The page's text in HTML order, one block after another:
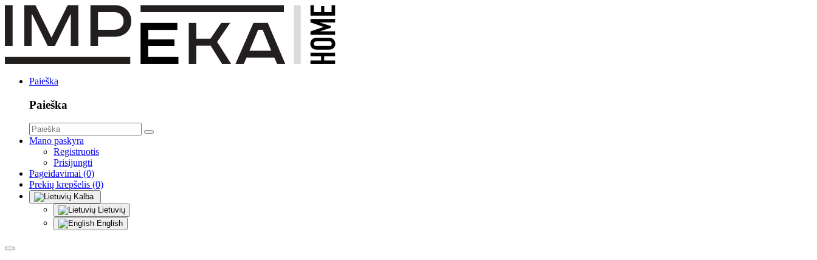
Paieška
Paieška
Mano paskyra
Registruotis
Prisijungti
Pageidavimai (0)
Prekių krepšelis (0)
Kalba
Lietuvių
English